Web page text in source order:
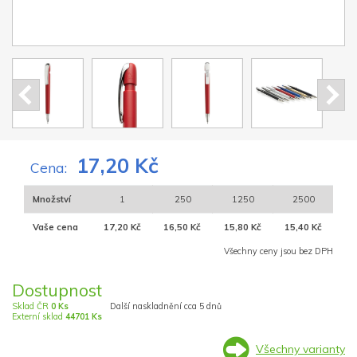
Cena: 17,20 Kč
Množství 1 250 1250 2500
Vaše cena 17,20 Kč 16,50 Kč 15,80 Kč 15,40 Kč
Všechny ceny jsou bez DPH
Dostupnost
Sklad ČR 0 Ks
Externí sklad 44701 Ks
Další naskladnění cca 5 dnů
Všechny varianty